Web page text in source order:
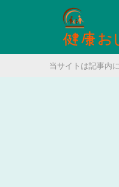
当サイトは記事内